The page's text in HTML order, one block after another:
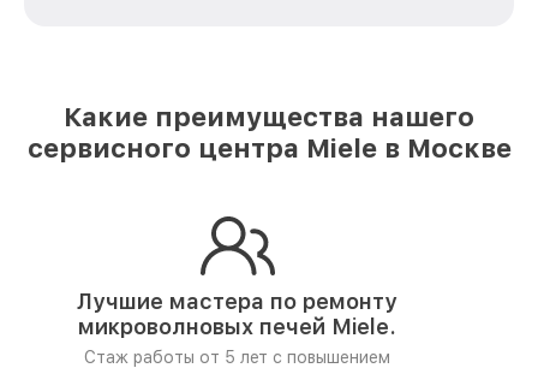
Какие преимущества нашего
сервисного центра Miele в Москве
Лучшие мастера по ремонту
микроволновых печей Miele.
Стаж работы от 5 лет с повышением